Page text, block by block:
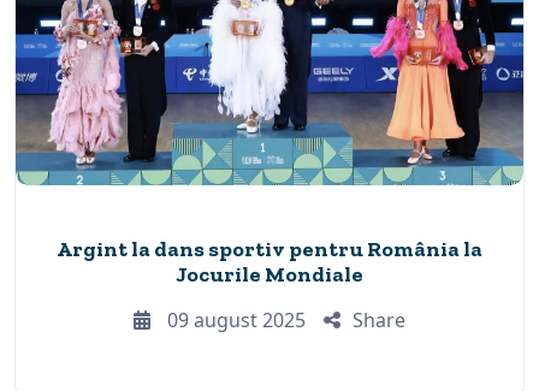
Argint la dans sportiv pentru România la
Jocurile Mondiale
09 august 2025
Share